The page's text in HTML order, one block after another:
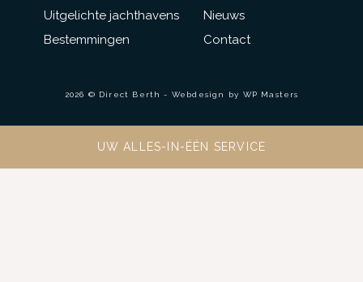
Uitgelichte jachthavens
Bestemmingen
Nieuws
Contact
2026 © Direct Berth - Webdesign by WP Masters
UW ALLES-IN-ÉÉN SERVICE